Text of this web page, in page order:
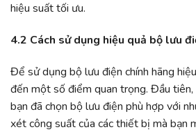
hiệu suất tối ưu.
4.2 Cách sử dụng hiệu quả bộ lưu
Để sử dụng bộ lưu điện chính hãng
đến một số điểm quan trọng. Đầu tiên,
bạn đã chọn bộ lưu điện phù hợp với
xét công suất của các thiết bị mà bạn